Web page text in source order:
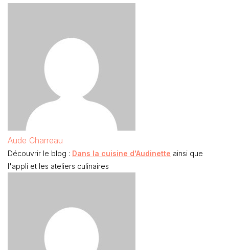
Aude Charreau
Découvrir le blog : Dans la cuisine d'Audinette ainsi que
l'appli et les ateliers culinaires